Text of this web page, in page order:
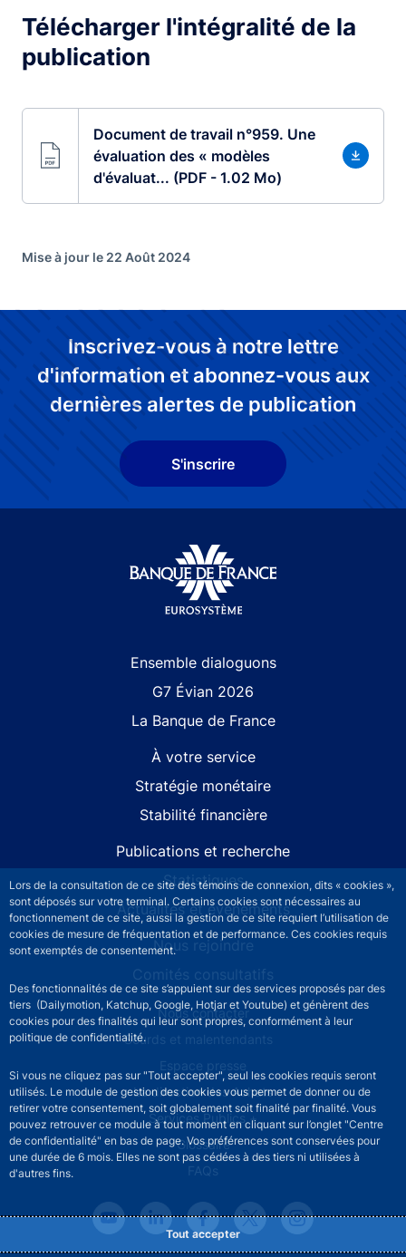
Lors de la consultation de ce site des témoins de connexion, dits « cookies »,
sont déposés sur votre terminal. Certains cookies sont nécessaires au
fonctionnement de ce site, aussi la gestion de ce site requiert l’utilisation de
cookies de mesure de fréquentation et de performance. Ces cookies requis
sont exemptés de consentement.
Des fonctionnalités de ce site s’appuient sur des services proposés par des
tiers (Dailymotion, Katchup, Google, Hotjar et Youtube) et génèrent des
cookies pour des finalités qui leur sont propres, conformément à leur
politique de confidentialité.
Si vous ne cliquez pas sur "Tout accepter", seul les cookies requis seront
utilisés. Le module de gestion des cookies vous permet de donner ou de
retirer votre consentement, soit globalement soit finalité par finalité. Vous
pouvez retrouver ce module à tout moment en cliquant sur l’onglet "Centre
de confidentialité" en bas de page. Vos préférences sont conservées pour
une durée de 6 mois. Elles ne sont pas cédées à des tiers ni utilisées à
d'autres fins.
Tout accepter
Télécharger l'intégralité de la
publication
Document de travail n°959. Une
évaluation des « modèles
d'évaluat... (PDF - 1.02 Mo)
Mise à jour le 22 Août 2024
Inscrivez-vous à notre lettre
d'information et abonnez-vous aux
dernières alertes de publication
S'inscrire
Ensemble dialoguons
G7 Évian 2026
La Banque de France
À votre service
Stratégie monétaire
Stabilité financière
Publications et recherche
Statistiques
Actualités et événements
Nous rejoindre
Comités consultatifs
Footer secondary menuNous contacter
Sourds et malentendants
Espace presse
La direction des Achats
Services Publics +
Glossaire
FAQs